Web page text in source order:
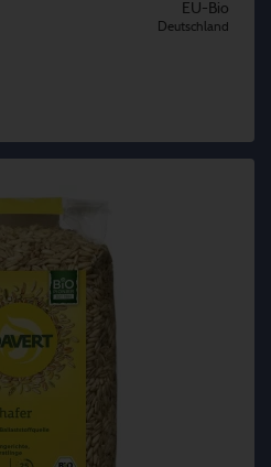
EU-Bio
Deutschland